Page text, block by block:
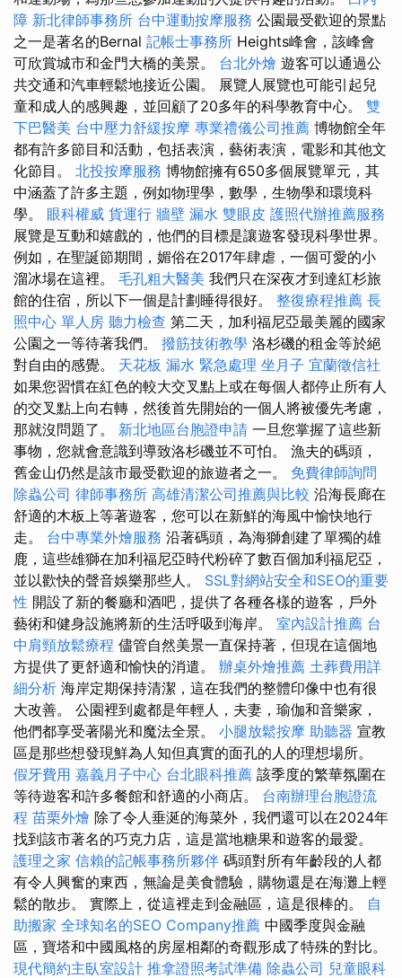
障 新北律師事務所 台中運動按摩服務 公園最受歡迎的景點
之一是著名的Bernal 記帳士事務所 Heights峰會，該峰會
可欣賞城市和金門大橋的美景。 台北外燴 遊客可以通過公
共交通和汽車輕鬆地接近公園。 展覽人展覽也可能引起兒
童和成人的感興趣，並回顧了20多年的科學教育中心。 雙
下巴醫美 台中壓力舒緩按摩 專業禮儀公司推薦 博物館全年
都有許多節目和活動，包括表演，藝術表演，電影和其他文
化節目。 北投按摩服務 博物館擁有650多個展覽單元，其
中涵蓋了許多主題，例如物理學，數學，生物學和環境科
學。 眼科權威 貨運行 牆壁 漏水 雙眼皮 護照代辦推薦服務
展覽是互動和嬉戲的，他們的目標是讓遊客發現科學世界。
例如，在聖誕節期間，媚俗在2017年肆虐，一個可愛的小
溜冰場在這裡。 毛孔粗大醫美 我們只在深夜才到達紅杉旅
館的住宿，所以下一個是計劃睡得很好。 整復療程推薦 長
照中心 單人房 聽力檢查 第二天，加利福尼亞最美麗的國家
公園之一等待著我們。 撥筋技術教學 洛杉磯的租金等於絕
對自由的感覺。 天花板 漏水 緊急處理 坐月子 宜蘭徵信社
如果您習慣在紅色的較大交叉點上或在每個人都停止所有人
的交叉點上向右轉，然後首先開始的一個人將被優先考慮，
那就沒問題了。 新北地區台胞證申請 一旦您掌握了這些新
事物，您就會意識到導致洛杉磯並不可怕。 漁夫的碼頭，
舊金山仍然是該市最受歡迎的旅遊者之一。 免費律師詢問
除蟲公司 律師事務所 高雄清潔公司推薦與比較 沿海長廊在
舒適的木板上等著遊客，您可以在新鮮的海風中愉快地行
走。 台中專業外燴服務 沿著碼頭，為海獅創建了單獨的雄
鹿，這些雄獅在加利福尼亞時代粉碎了數百個加利福尼亞，
並以歡快的聲音娛樂那些人。 SSL對網站安全和SEO的重要
性 開設了新的餐廳和酒吧，提供了各種各樣的遊客，戶外
藝術和健身設施將新的生活呼吸到海岸。 室內設計推薦 台
中肩頸放鬆療程 儘管自然美景一直保持著，但現在這個地
方提供了更舒適和愉快的消遣。 辦桌外燴推薦 土葬費用詳
細分析 海岸定期保持清潔，這在我們的整體印像中也有很
大改善。 公園裡到處都是年輕人，夫妻，瑜伽和音樂家，
他們都享受著陽光和魔法全景。 小腿放鬆按摩 助聽器 宣教
區是那些想發現鮮為人知但真實的面孔的人的理想場所。
假牙費用 嘉義月子中心 台北眼科推薦 該季度的繁華氛圍在
等待遊客和許多餐館和舒適的小商店。 台南辦理台胞證流
程 苗栗外燴 除了令人垂涎的海菜外，我們還可以在2024年
找到該市著名的巧克力店，這是當地糖果和遊客的最愛。
護理之家 信賴的記帳事務所夥伴 碼頭對所有年齡段的人都
有令人興奮的東西，無論是美食體驗，購物還是在海灘上輕
鬆的散步。 實際上，從這裡走到金融區，這是很棒的。 自
助搬家 全球知名的SEO Company推薦 中國季度與金融
區，寶塔和中國風格的房屋相鄰的奇觀形成了特殊的對比。
現代簡約主臥室設計 推拿證照考試準備 除蟲公司 兒童眼科